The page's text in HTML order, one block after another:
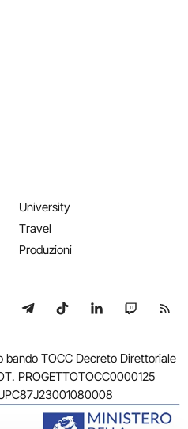
University
Travel
Produzioni
YouTube
su WhatsApp
Seguici su Telegram
Seguici su TikTok
Seguici su
Seguici
TOCC Decreto Direttoriale
PROGETTOTOCC0000125